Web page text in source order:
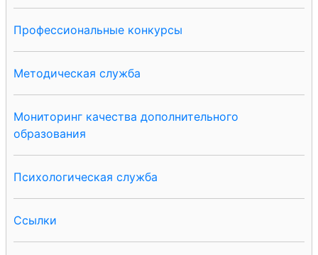
Профессиональные конкурсы
Методическая служба
Мониторинг качества дополнительного
образования
Психологическая служба
Ссылки